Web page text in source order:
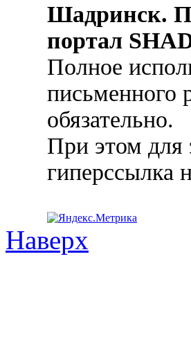
Шадринск.
портал
Полное
письменного
обязательно.
При этом для
гиперссылка
Наверх